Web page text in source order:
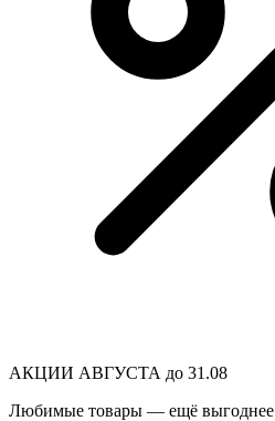
АКЦИИ АВГУСТА до 31.08
Любимые товары — ещё выгоднее